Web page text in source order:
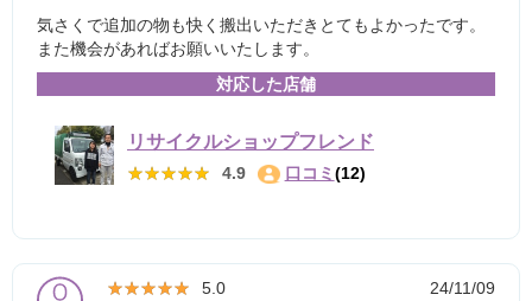
気さくで追加の物も快く搬出いただきとてもよかったです。
また機会があればお願いいたします。
対応した店舗
リサイクルショップフレンド
★★★★★
★★★★★ 4.9 口コミ (12)
★★★★★
★★★★★ 5.0
24/11/09